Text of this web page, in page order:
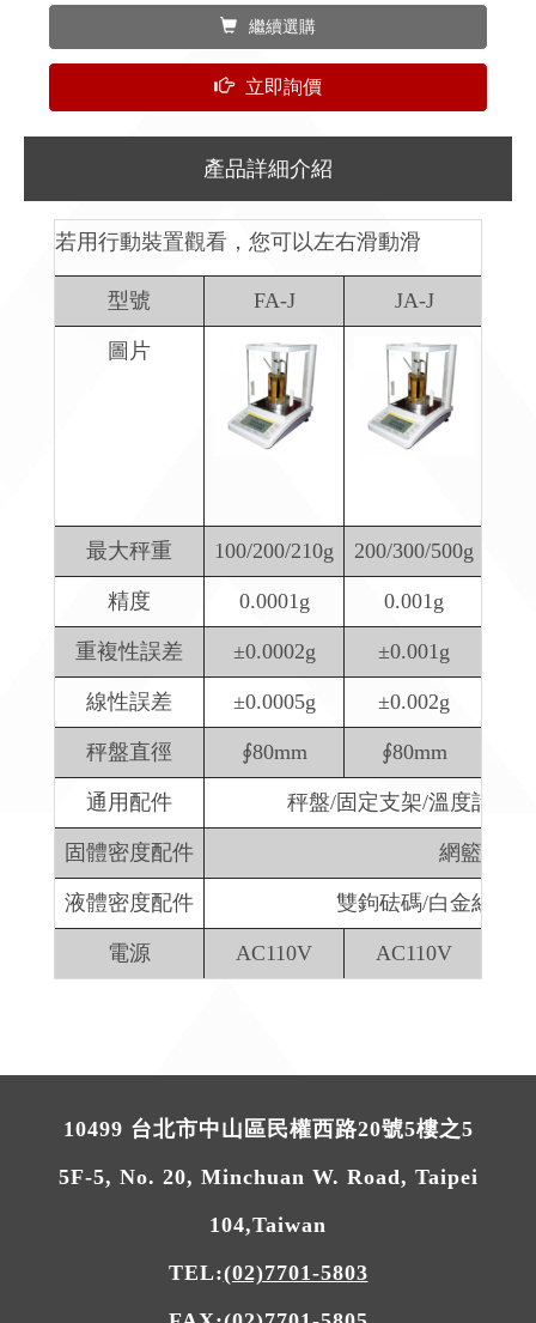
繼續選購
立即詢價
產品詳細介紹
若用行動裝置觀看，您可以左右滑動滑
型號 FA-J JA-J
圖片
最大秤重 100/200/210g 200/300/500g
精度 0.0001g 0.001g
重複性誤差 ±0.0002g ±0.001g
線性誤差 ±0.0005g ±0.002g
秤盤直徑 ∮80mm ∮80mm
通用配件 秤盤/固定支架/溫度計/燒
固體密度配件 網籃
液體密度配件 雙鉤砝碼/白金絲/玻
電源 AC110V AC110V
10499 台北市中山區民權西路20號5樓之5
5F-5, No. 20, Minchuan W. Road, Taipei
104,Taiwan
TEL:(02)7701-5803